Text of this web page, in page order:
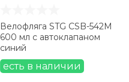
Велофляга STG CSB-542M
600 мл с автоклапаном
синий
есть в наличии